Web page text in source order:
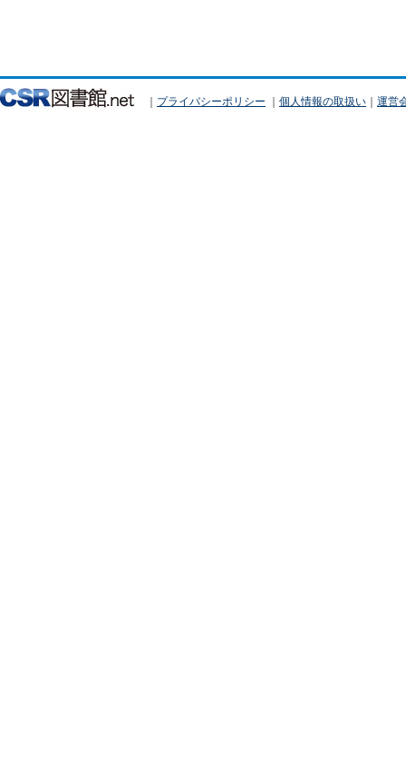
｜ プライバシーポリシー ｜ 個人情報の取扱い ｜ 運営